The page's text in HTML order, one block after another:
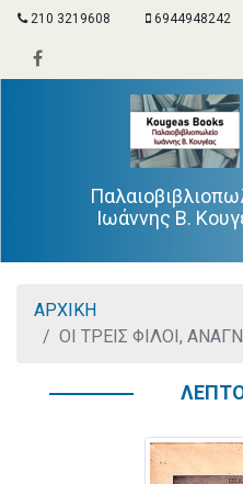
210 3219608 6944948242
Ιωάννης Β.
ΑΡΧΙΚΗ
ΟΙ ΤΡΕΙΣ ΦΙΛΟΙ,